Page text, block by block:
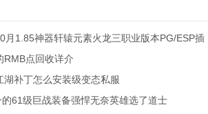
月1.85神器轩辕元素火龙三职业版本PG/ESP插
RMB点回收详介
湖补丁怎么安装级变态私服
61级巨战装备强悍无奈英雄选了道士